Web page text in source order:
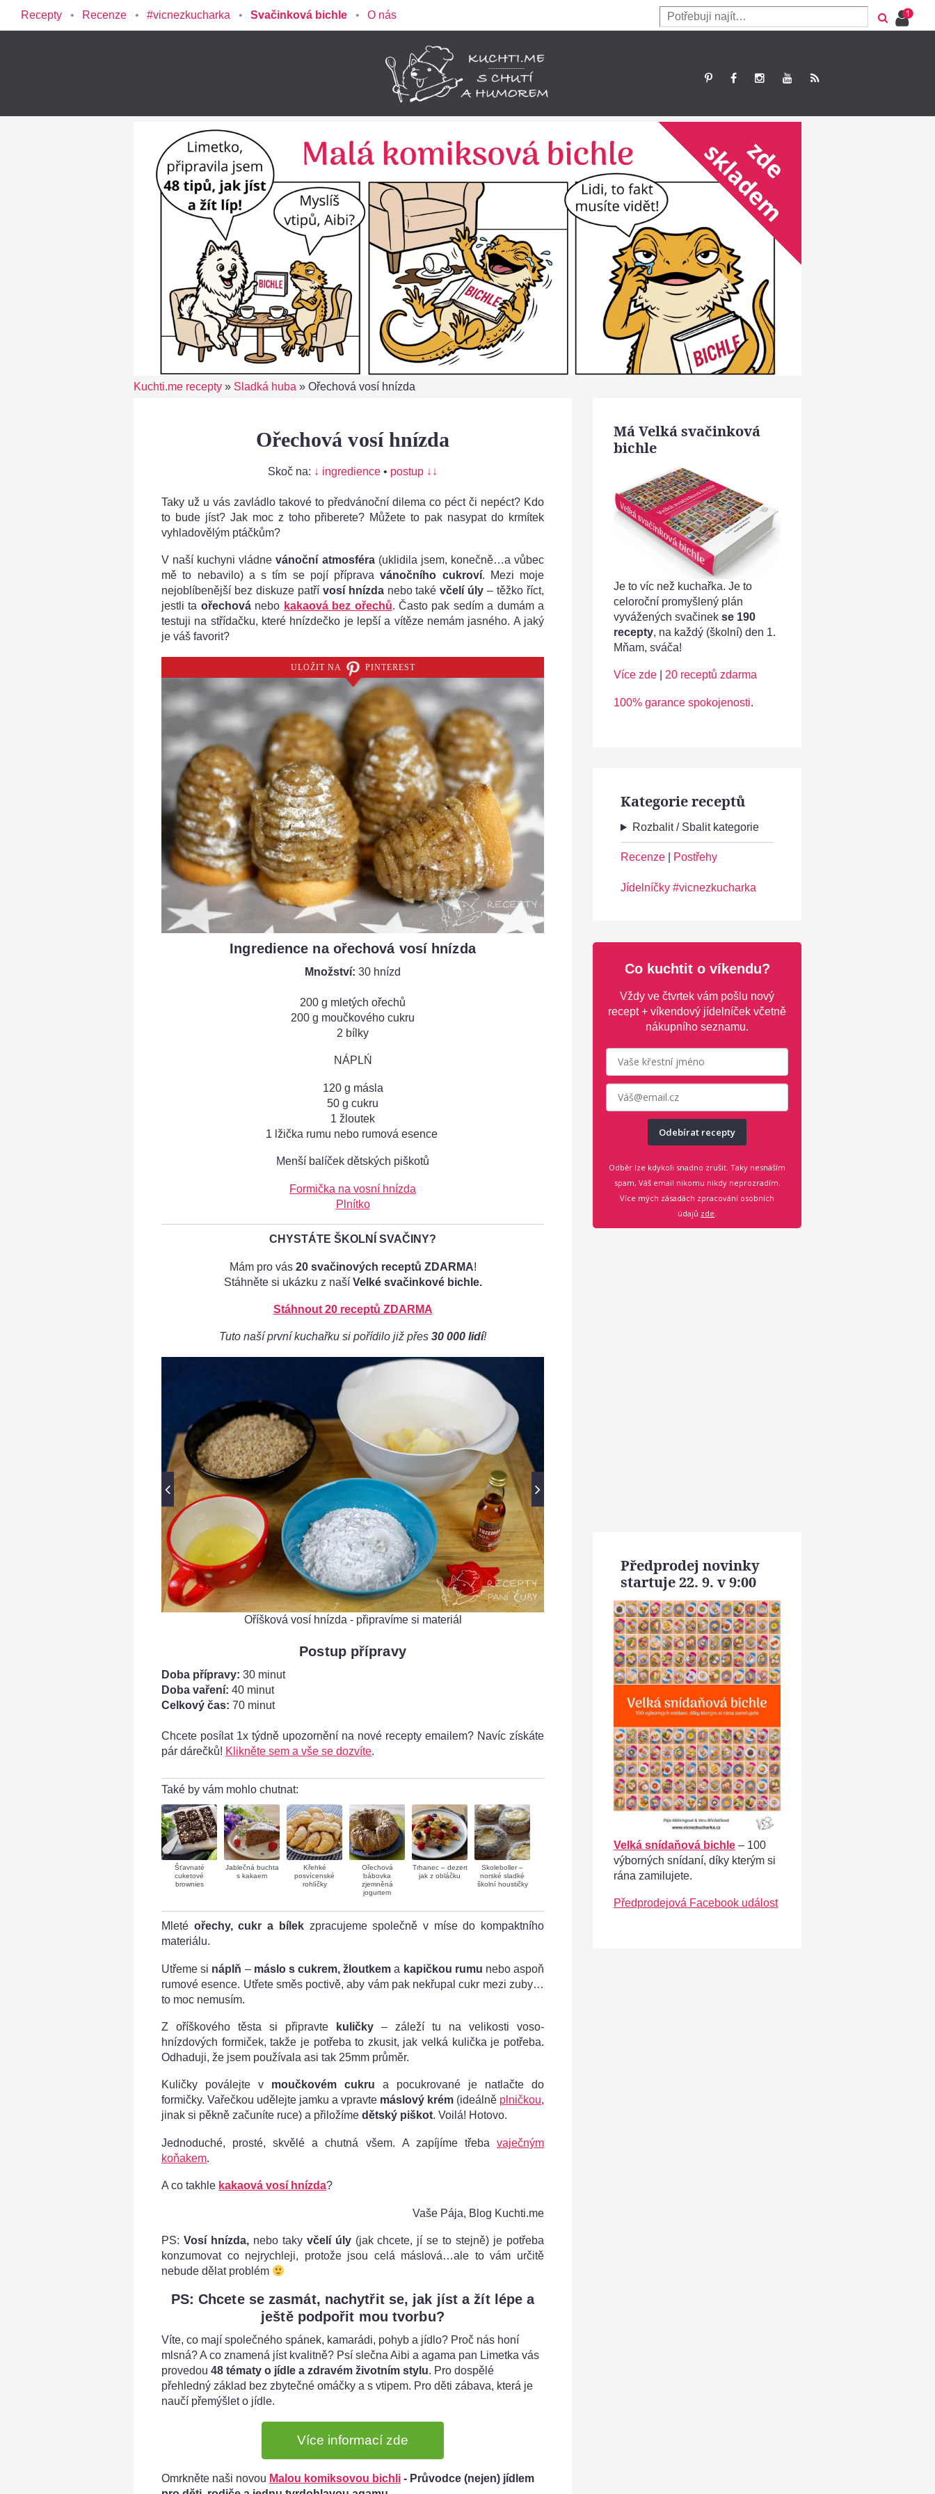
Recepty Recenze #vicnezkucharka Svačinková bichle O nás
Kuchti.me recepty » Sladká huba » Ořechová vosí hnízda
Ořechová vosí hnízda
Skoč na: ↓ ingredience • postup ↓↓
Taky už u vás zavládlo takové to předvánoční dilema co péct či nepéct? Kdo
to bude jíst? Jak moc z toho přiberete? Můžete to pak nasypat do krmítek
vyhladovělým ptáčkům?
V naší kuchyni vládne vánoční atmosféra(uklidila jsem, konečně…a vůbec
mě to nebavilo) a s tím se pojí přípravavánočního cukroví. Mezi moje
nejoblíbenější bez diskuze patřívosí hnízda nebo také včelí úly – těžko říct,
jestli ta ořechovánebo kakaová bez ořechů. Často pak sedím a dumám a
testuji na střídačku, které hnízdečko je lepší a vítěze nemám jasného. A jaký
je váš favorit?
ULOŽIT NA PINTEREST
Ingredience na ořechová vosí hnízda
Množství: 30 hnízd
200 g mletých ořechů
200 g moučkového cukru
2 bílky
NÁPLŃ
120 g másla
50 g cukru
1 žloutek
1 lžička rumu nebo rumová esence
Menší balíček dětských piškotů
Formička na vosní hnízda
Plnítko
CHYSTÁTE ŠKOLNÍ SVAČINY?
Mám pro vás 20 svačinových receptů ZDARMA!
Stáhněte si ukázku z naší Velké svačinkové bichle.
Stáhnout 20 receptů ZDARMA
Tuto naší první kuchařku si pořídilo již přes 30 000 lidí!
Oříšková vosí hnízda - připravíme si materiál
Oříšková vosí hnízda - smícháme cukr moučku, ořechy a bílky do
kompaktního těsta
Postup přípravy
Doba přípravy: 30 minut
Doba vaření: 40 minut
Celkový čas: 70 minut
Chcete posílat 1x týdně upozornění na nové recepty emailem? Navíc získáte
pár dárečků! Klikněte sem a vše se dozvíte.
Také by vám mohlo chutnat:
Šťavnaté
cuketové
brownies
Jablečná buchta
s kakaem
Křehké
posvícenské
rohlíčky
Ořechová
bábovka
zjemněná
jogurtem
Trhanec – dezert
jak z obláčku
Skoleboller –
norské sladké
školní houstičky
Mleté ořechy, cukr a bílekzpracujeme společně v míse do kompaktního
materiálu.
Utřeme si náplň – máslo s cukrem, žloutkema kapičkou rumu nebo aspoň
rumové esence. Utřete směs poctivě, aby vám pak nekřupal cukr mezi zuby…
to moc nemusím.
Z oříškového těsta si připravte kuličky – záleží tu na velikosti voso-
hnízdových formiček, takže je potřeba to zkusit, jak velká kulička je potřeba.
Odhaduji, že jsem používala asi tak 25mm průměr.
Kuličky poválejte v moučkovém cukru a pocukrované je natlačte do
formičky. Vařečkou udělejte jamku a vpravte máslový krém (ideálně plničkou,
jinak si pěkně začuníte ruce) a přiložíme dětský piškot. Voilá! Hotovo.
Jednoduché, prosté, skvělé a chutná všem. A zapíjíme třeba vaječným
koňakem.
A co takhle kakaová vosí hnízda?
Vaše Pája, Blog Kuchti.me
PS: Vosí hnízda, nebo takyvčelí úly (jak chcete, jí se to stejně) je potřeba
konzumovat co nejrychleji, protože jsou celá máslová…ale to vám určitě
nebude dělat problém
PS: Chcete se zasmát, nachytřit se, jak jíst a žít lépe a
ještě podpořit mou tvorbu?
Víte, co mají společného spánek, kamarádi, pohyb a jídlo? Proč nás honí
mlsná? A co znamená jíst kvalitně? Psí slečna Aibi a agama pan Limetka vás
provedou 48 tématy o jídle a zdravém životním stylu. Pro dospělé
přehledný základ bez zbytečné omáčky a s vtipem. Pro děti zábava, která je
naučí přemýšlet o jídle.
Více informací zde
Omrkněte naši novou Malou komiksovou bichli - Průvodce (nejen) jídlem
Má Velká svačinková
bichle
Je to víc než kuchařka. Je to
celoroční promyšlený plán
vyvážených svačinek se 190
recepty, na každý (školní) den 1.
Mňam, sváča!
Více zde 20 receptů zdarma
100% garance spokojenosti.
Kategorie receptů
Rozbalit / Sbalit kategorie
Recenze Postřehy
Jídelníčky #vicnezkucharka
Co kuchtit o víkendu?
Vždy ve čtvrtek vám pošlu nový
recept + víkendový jídelníček včetně
nákupního seznamu.
Odebírat recepty
Odběr lze kdykoli snadno zrušit. Taky nesnáším
spam, Váš email nikomu nikdy neprozradím.
Více mých zásadách zpracování osobních
údajů zde
Předprodej novinky
startuje 22. 9. v 9:00
Velká snídaňová bichle – 100
výborných snídaní, díky kterým si
rána zamilujete.
Předprodejová Facebook událost